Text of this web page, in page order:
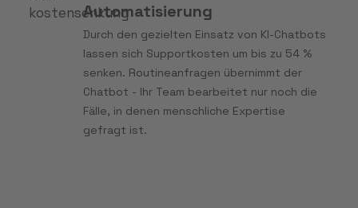
Automatisierung
Durch den gezielten Einsatz von KI-Chatbots
lassen sich Supportkosten um bis zu 54 %
senken. Routineanfragen übernimmt der
Chatbot - Ihr Team bearbeitet nur noch die
Fälle, in denen menschliche Expertise
gefragt ist.